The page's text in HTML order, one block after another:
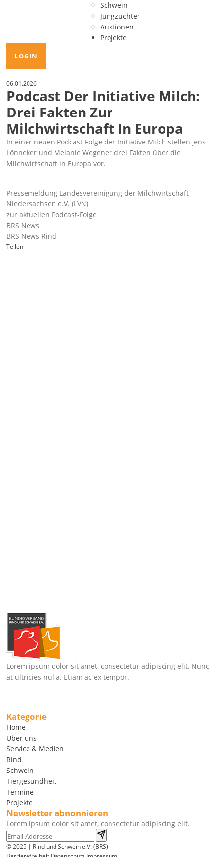
Schwein
Jungzüchter
Auktionen
Projekte
LOGIN
06.01.2026
Podcast Der Initiative Milch:
Drei Fakten Zur
Milchwirtschaft In Europa
In einer neuen Podcast-Folge der Initiative Milch stellen Jens
Lönneker und Melanie Wegener drei Fakten über die
Milchwirtschaft in Europa vor.
Pressemeldung Landesvereinigung der Milchwirtschaft
Niedersachsen e.V. (LVN)
zur aktuellen Podcast-Folge
BRS News
BRS News Rind
Teilen
Lorem ipsum dolor sit amet, consectetur adipiscing elit. Nunc
at ultricies nulla. Etiam ac ex tempor.
Kategorie
Home
Über uns
Service & Medien
Rind
Schwein
Tiergesundheit
Termine
Projekte
Newsletter abnonnieren
Lorem ipsum dolor sit amet, consectetur adipiscing elit.
© 2025 | Rind und Schwein e.V. (BRS)